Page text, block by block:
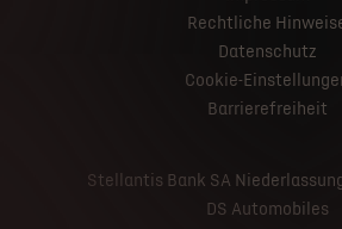
Rechtliche
Datenschutz
Cookie-
Barrierefreiheit
Stellantis Bank SA
DS Automobiles